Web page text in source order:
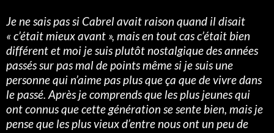
Je ne sais pas si Cabrel avait raison quand il disait
« c’était mieux avant », mais en tout cas c’était bien
différent et moi je suis plutôt nostalgique des années
passés sur pas mal de points même si je suis une
personne qui n’aime pas plus que ça que de vivre dans
le passé. Après je comprends que les plus jeunes qui
ont connus que cette génération se sente bien, mais je
pense que les plus vieux d’entre nous ont un peu de